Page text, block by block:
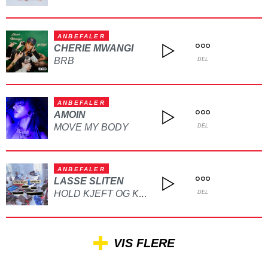
ANBEFALER
CHERIE MWANGI
BRB
DEL
ANBEFALER
AMOIN
MOVE MY BODY
DEL
ANBEFALER
LASSE SLITEN
HOLD KJEFT OG KYSS MEG DEL
VIS FLERE